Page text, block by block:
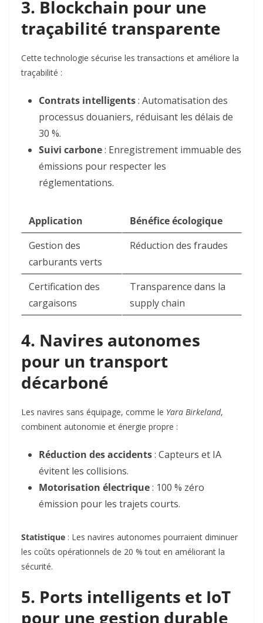
3. Blockchain pour une
traçabilité transparente
Cette technologie sécurise les transactions et améliore la
traçabilité :
Contrats intelligents: Automatisation des
processus douaniers, réduisant les délais de
30 %.
Suivi carbone: Enregistrement immuable des
émissions pour respecter les
réglementations.
Application
Bénéfice écologique
Gestion des
carburants verts
Réduction des fraudes
Certification des
cargaisons
Transparence dans la
supply chain
4. Navires autonomes
pour un transport
décarboné
Les navires sans équipage, comme le Yara Birkeland,
combinent autonomie et énergie propre :
Réduction des accidents: Capteurs et IA
évitent les collisions.
Motorisation électrique: 100 % zéro
émission pour les trajets courts.
Statistique : Les navires autonomes pourraient diminuer
les coûts opérationnels de 20 % tout en améliorant la
sécurité.
5. Ports intelligents et IoT
pour une gestion durable